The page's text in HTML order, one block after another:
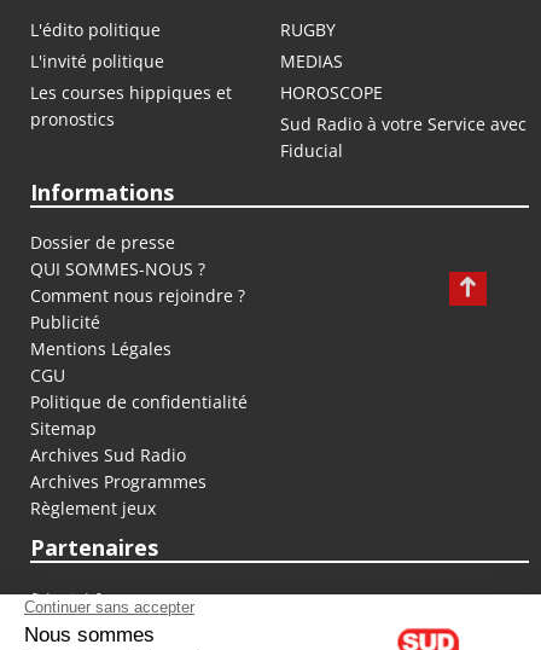
L'édito politique
RUGBY
L'invité politique
MEDIAS
Les courses hippiques et
pronostics
HOROSCOPE
Sud Radio à votre Service avec
Fiducial
Informations
Dossier de presse
QUI SOMMES-NOUS ?
Comment nous rejoindre ?
Publicité
Mentions Légales
CGU
Politique de confidentialité
Sitemap
Archives Sud Radio
Archives Programmes
Règlement jeux
Partenaires
fiducial.fr
lyoncapitale.fr